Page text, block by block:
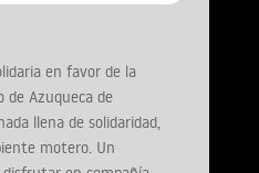
en favor de la
de Azuqueca de
llena de solidaridad,
motero. Un